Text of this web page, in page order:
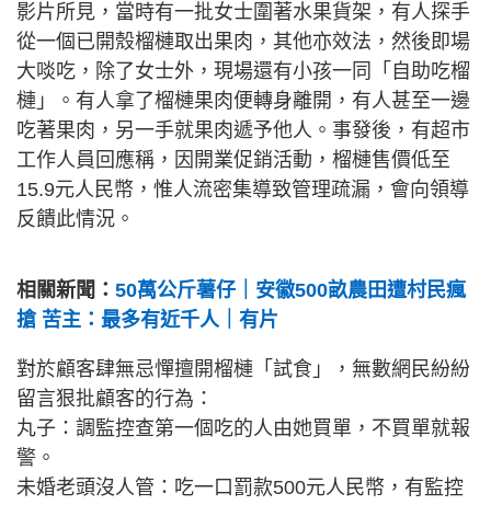
影片所見，當時有一批女士圍著水果貨架，有人探手
從一個已開殼榴槤取出果肉，其他亦效法，然後即場
大啖吃，除了女士外，現場還有小孩一同「自助吃榴
槤」。有人拿了榴槤果肉便轉身離開，有人甚至一邊
吃著果肉，另一手就果肉遞予他人。事發後，有超市
工作人員回應稱，因開業促銷活動，榴槤售價低至
15.9元人民幣，惟人流密集導致管理疏漏，會向領導
反饋此情況。
相關新聞： 50萬公斤薯仔｜安徽500畝農田遭村民瘋
搶 苦主：最多有近千人｜有片
對於顧客肆無忌憚擅開榴槤「試食」，無數網民紛紛
留言狠批顧客的行為：
丸子：調監控查第一個吃的人由她買單，不買單就報
警。
未婚老頭沒人管：吃一口罰款500元人民幣，有監控